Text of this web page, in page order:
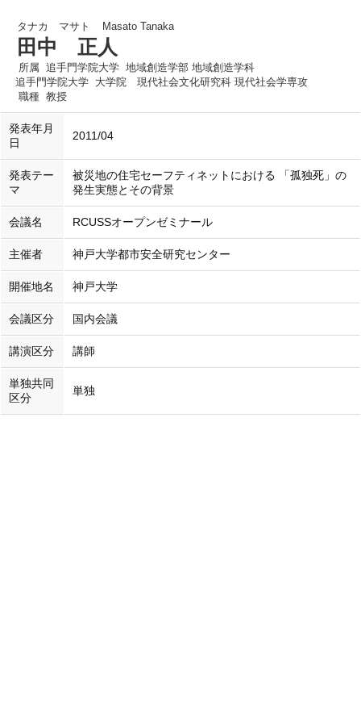
タナカ マサト Masato Tanaka
田中 正人
所属 追手門学院大学 地域創造学部 地域創造学科
追手門学院大学 大学院 現代社会文化研究科 現代社会学専攻
職種 教授
発表年月
日
2011/04
発表テー
マ
被災地の住宅セーフティネットにおける 「孤独死」の
発生実態とその背景
会議名 RCUSSオープンゼミナール
主催者 神戸大学都市安全研究センター
開催地名 神戸大学
会議区分 国内会議
講演区分 講師
単独共同
区分
単独